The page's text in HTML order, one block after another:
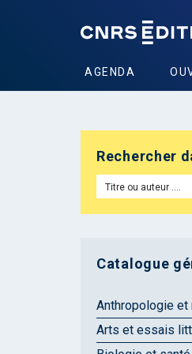
AGENDA
Rechercher
Catalogue
Anthropologie et
Arts et essais